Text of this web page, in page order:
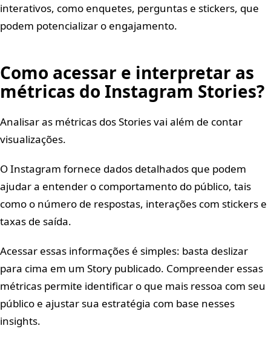
interativos, como enquetes, perguntas e stickers, que
podem potencializar o engajamento.
Como acessar e interpretar as
métricas do Instagram Stories?
Analisar as métricas dos Stories vai além de contar
visualizações.
O Instagram fornece dados detalhados que podem
ajudar a entender o comportamento do público, tais
como o número de respostas, interações com stickers e
taxas de saída.
Acessar essas informações é simples: basta deslizar
para cima em um Story publicado. Compreender essas
métricas permite identificar o que mais ressoa com seu
público e ajustar sua estratégia com base nesses
insights.